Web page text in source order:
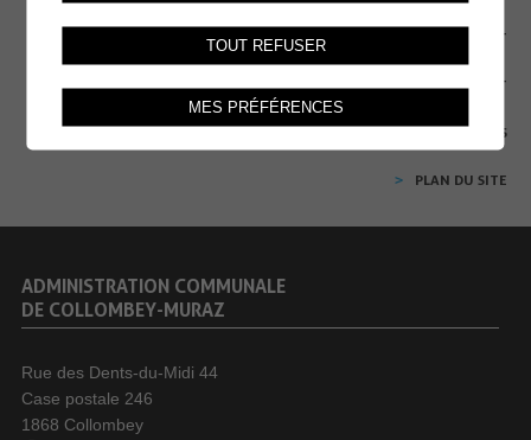
CONTACT
EXTRANET
MENTIONS LÉGALES
PLAN DU SITE
ADMINISTRATION COMMUNALE
DE COLLOMBEY-MURAZ
Rue des Dents-du-Midi 44
Case postale 246
1868 Collombey
TOUT REFUSER
MES PRÉFÉRENCES